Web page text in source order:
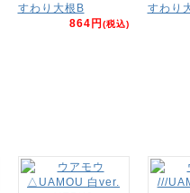
すわり大根B
864円(税込)
すわり